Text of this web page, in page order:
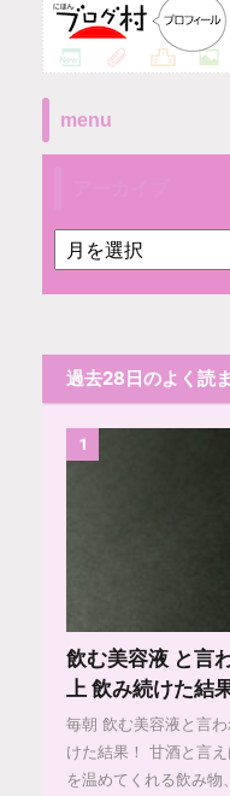
menu
過去28日のよく読
1
飲む美容液 と言
上 飲み続けた結
毎朝 飲む美容液と言
けた結果！ 甘酒と言
を温めてくれる飲み物